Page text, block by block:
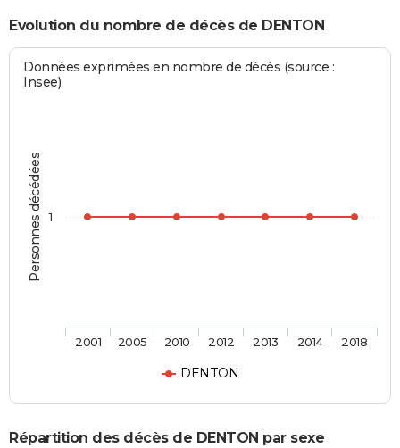
Evolution du nombre de décès de DENTON
Personnes décédées
Données exprimées en nombre de décès (source :
Insee)
DENTON
2001 2005 2010 2012 2013 2014 2018
1
Répartition des décès de DENTON par sexe